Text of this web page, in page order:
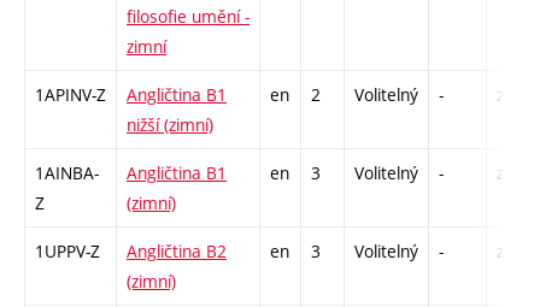
filosofie umění -
zimní
1APINV-Z
Angličtina B1
nižší (zimní)
en 2 Volitelný - zá
1AINBA-
Z
Angličtina B1
(zimní)
en 3 Volitelný - zá,zk
1UPPV-Z
Angličtina B2
(zimní)
en 3 Volitelný - zá,zk